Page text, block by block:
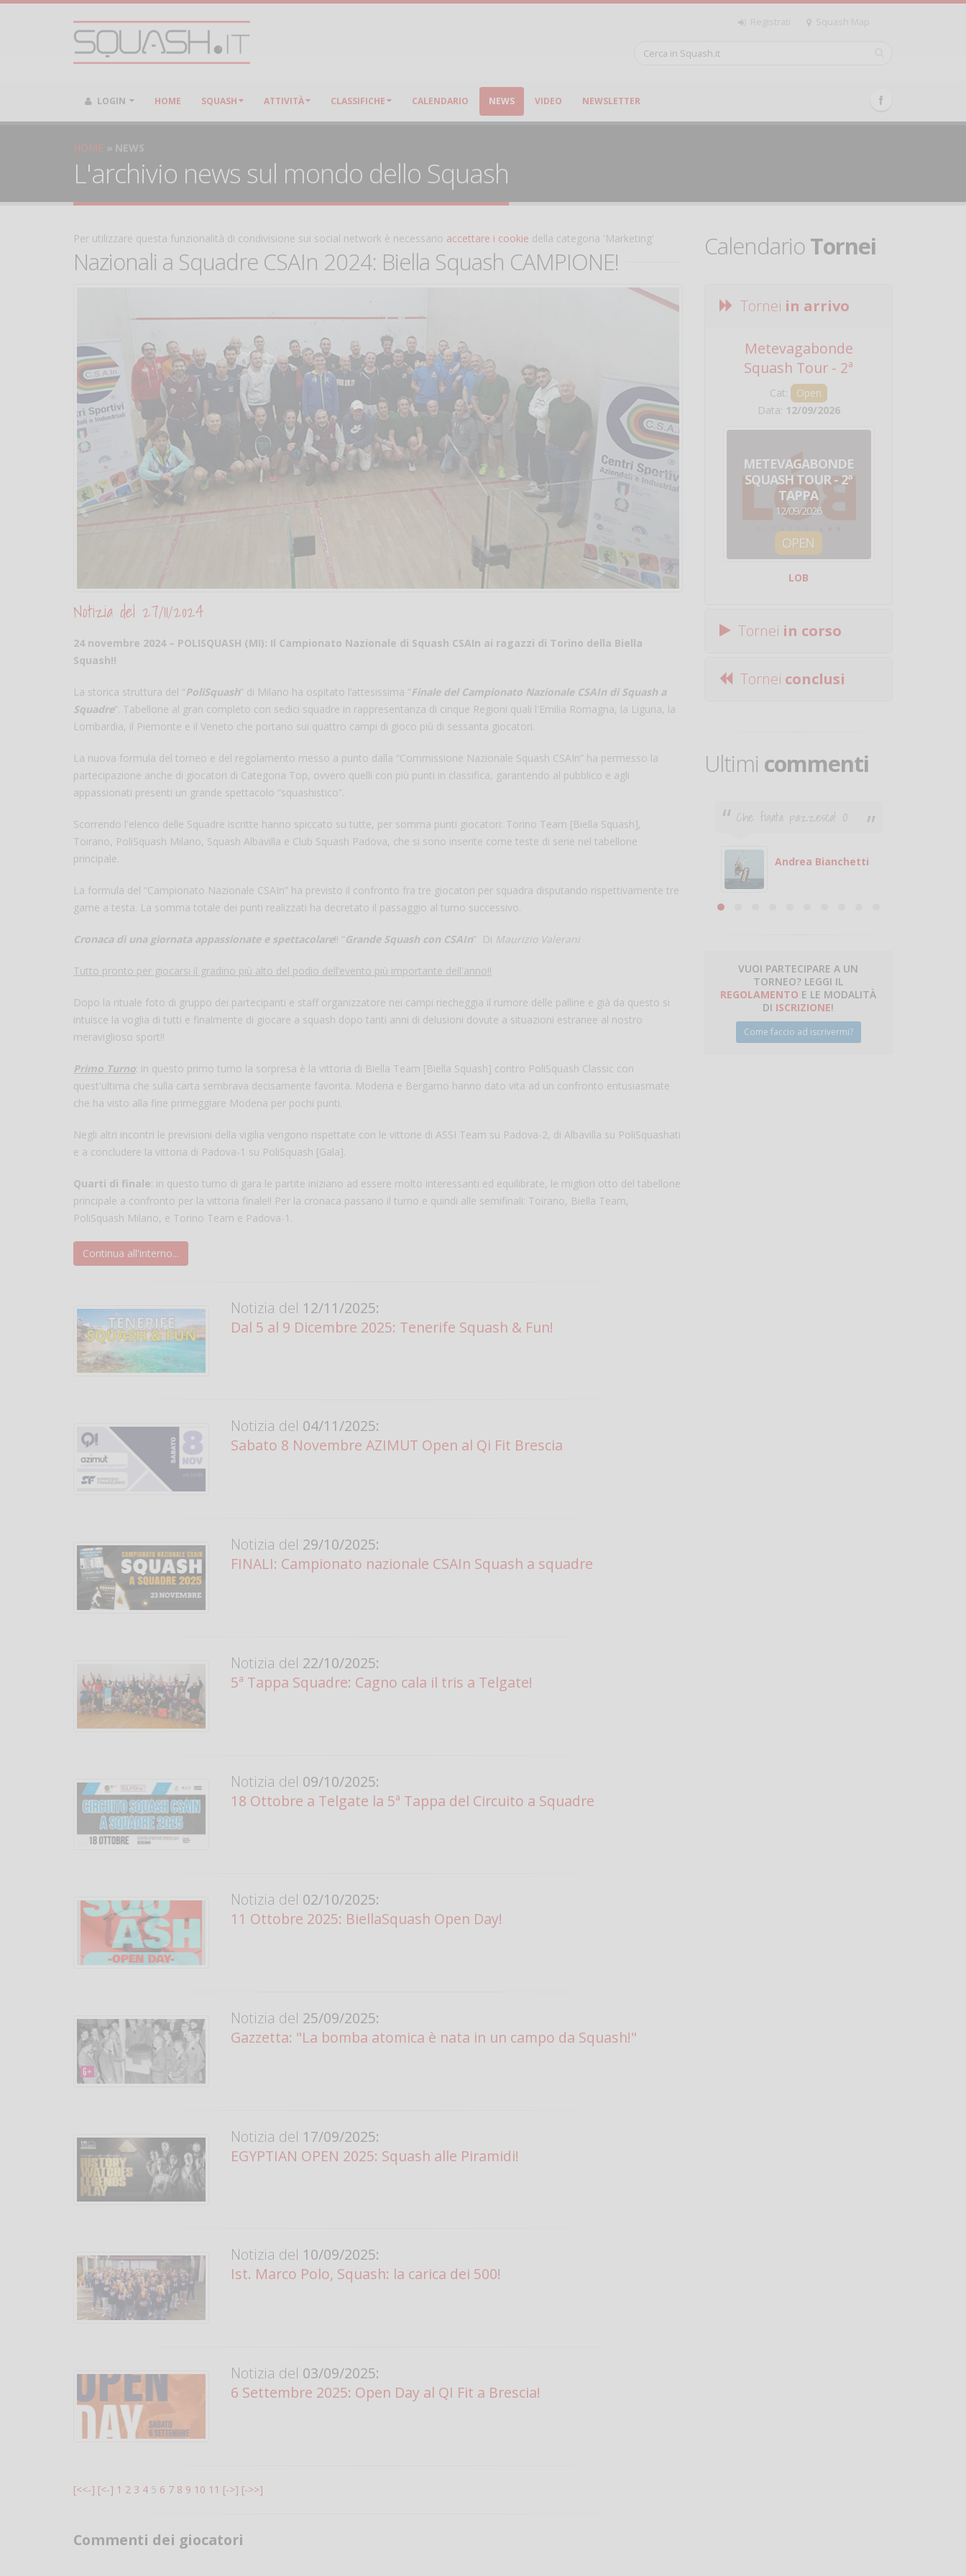
Registrati Squash Map
LOGIN HOME SQUASH ATTIVITÀ CLASSIFICHE CALENDARIO NEWS VIDEO NEWSLETTER
HOME NEWS
L'archivio news sul mondo dello Squash
Per utilizzare questa funzionalità di condivisione sui social network è necessario accettare i cookie della categoria 'Marketing'
Nazionali a Squadre CSAIn 2024: Biella Squash CAMPIONE!
Notizia del 27/11/2024
24 novembre 2024 – POLISQUASH (MI): Il Campionato Nazionale di Squash CSAIn ai ragazzi di Torino della Biella
Squash!!
La storica struttura del “PoliSquash” di Milano ha ospitato l’attesissima “Finale del Campionato Nazionale CSAIn di Squash a
Squadre”. Tabellone al gran completo con sedici squadre in rappresentanza di cinque Regioni quali l'Emilia Romagna, la Liguria, la
Lombardia, il Piemonte e il Veneto che portano sui quattro campi di gioco più di sessanta giocatori.
La nuova formula del torneo e del regolamento messo a punto dalla “Commissione Nazionale Squash CSAIn” ha permesso la
partecipazione anche di giocatori di Categoria Top, ovvero quelli con più punti in classifica, garantendo al pubblico e agli
appassionati presenti un grande spettacolo “squashistico”.
Scorrendo l'elenco delle Squadre iscritte hanno spiccato su tutte, per somma punti giocatori: Torino Team [Biella Squash],
Toirano, PoliSquash Milano, Squash Albavilla e Club Squash Padova, che si sono inserite come teste di serie nel tabellone
principale.
La formula del “Campionato Nazionale CSAIn” ha previsto il confronto fra tre giocatori per squadra disputando rispettivamente tre
game a testa. La somma totale dei punti realizzati ha decretato il passaggio al turno successivo.
Cronaca di una giornata appassionate e spettacolare!! “Grande Squash con CSAIn” Di Maurizio Valerani
Tutto pronto per giocarsi il gradino più alto del podio dell’evento più importante dell'anno!!
Dopo la rituale foto di gruppo dei partecipanti e staff organizzatore nei campi riecheggia il rumore delle palline e già da questo si
intuisce la voglia di tutti e finalmente di giocare a squash dopo tanti anni di delusioni dovute a situazioni estranee al nostro
meraviglioso sport!!
Primo Turno: in questo primo turno la sorpresa è la vittoria di Biella Team [Biella Squash] contro PoliSquash Classic con
quest'ultima che sulla carta sembrava decisamente favorita. Modena e Bergamo hanno dato vita ad un confronto entusiasmate
che ha visto alla fine primeggiare Modena per pochi punti.
Negli altri incontri le previsioni della vigilia vengono rispettate con le vittorie di ASSI Team su Padova-2, di Albavilla su PoliSquashati
e a concludere la vittoria di Padova-1 su PoliSquash [Gala].
Quarti di finale: in questo turno di gara le partite iniziano ad essere molto interessanti ed equilibrate, le migliori otto del tabellone
principale a confronto per la vittoria finale!! Per la cronaca passano il turno e quindi alle semifinali: Toirano, Biella Team,
PoliSquash Milano, e Torino Team e Padova-1.
Continua all'interno...
Notizia del 12/11/2025:
Dal 5 al 9 Dicembre 2025: Tenerife Squash & Fun!
Notizia del 04/11/2025:
Sabato 8 Novembre AZIMUT Open al Qi Fit Brescia
Notizia del 29/10/2025:
FINALI: Campionato nazionale CSAIn Squash a squadre
Notizia del 22/10/2025:
5ª Tappa Squadre: Cagno cala il tris a Telgate!
Notizia del 09/10/2025:
18 Ottobre a Telgate la 5ª Tappa del Circuito a Squadre
Notizia del 02/10/2025:
11 Ottobre 2025: BiellaSquash Open Day!
Notizia del 25/09/2025:
Gazzetta: "La bomba atomica è nata in un campo da Squash!"
Notizia del 17/09/2025:
EGYPTIAN OPEN 2025: Squash alle Piramidi!
Notizia del 10/09/2025:
Ist. Marco Polo, Squash: la carica dei 500!
Notizia del 03/09/2025:
6 Settembre 2025: Open Day al QI Fit a Brescia!
[<<-] [<-] 1 2 3 4 5 6 7 8 9 10 11 [->] [->>]
Commenti dei giocatori
CalendarioTornei
Tornei in arrivo
Metevagabonde
Squash Tour - 2ª
Tappa
Cat:
Open
Data: 12/09/2026
METEVAGABONDE
SQUASH TOUR - 2ª
TAPPA
12/09/2026
OPEN
LOB
Tornei in corso
Tornei conclusi
Ultimi commenti
Salve,
come fare per prenotare
Devo chiamare il numero
telefonico o si può fare
Grazie
Che figata pazzesca! :O
Andrea Bianchetti
VUOI PARTECIPARE A UN
TORNEO? LEGGI IL
REGOLAMENTO E LE MODALITÀ
DI ISCRIZIONE!
Come faccio ad iscrivermi?